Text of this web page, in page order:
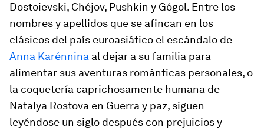
Dostoievski, Chéjov, Pushkin y Gógol. Entre los
nombres y apellidos que se afincan en los
clásicos del país euroasiático el escándalo de
Anna Karénnina al dejar a su familia para
alimentar sus aventuras románticas personales, o
la coquetería caprichosamente humana de
Natalya Rostova en Guerra y paz, siguen
leyéndose un siglo después con prejuicios y